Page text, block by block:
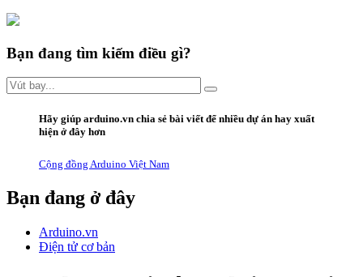
Bạn đang tìm kiếm điều gì?
Hãy giúp arduino.vn chia sẻ bài viết để nhiều dự án hay xuất
hiện ở đây hơn
Cộng đồng Arduino Việt Nam
Bạn đang ở đây
Arduino.vn
Điện tử cơ bản